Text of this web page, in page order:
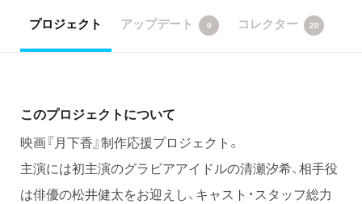
プロジェクト アップデート 0 コレクター 20
このプロジェクトについて
映画『月下香』制作応援プロジェクト。
主演には初主演のグラビアアイドルの清瀬汐希、相手役
は俳優の松井健太をお迎えし、キャスト・スタッフ総力